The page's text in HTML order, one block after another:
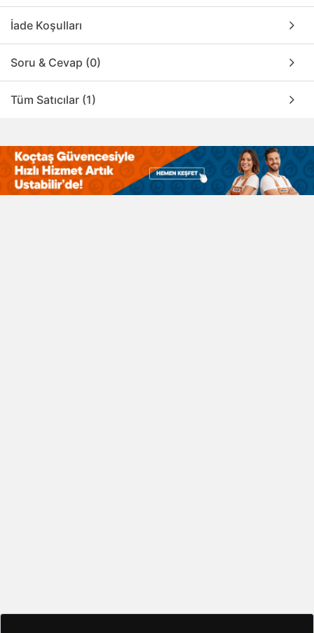
İade Koşulları
Soru & Cevap (0)
Tüm Satıcılar (1)